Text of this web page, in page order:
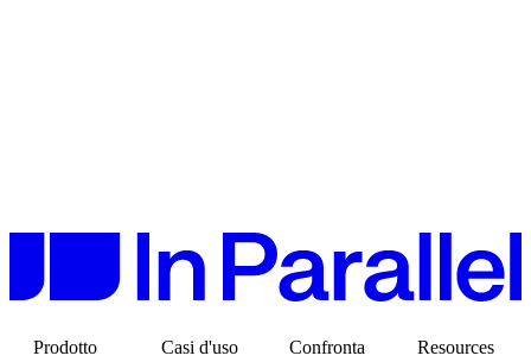
Prodotto Casi d'uso Confronta Resources